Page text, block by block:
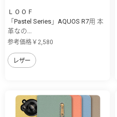
ＬＯＯＦ
「Pastel Series」AQUOS R7用 本
革なの...
参考価格￥2,580
レザー